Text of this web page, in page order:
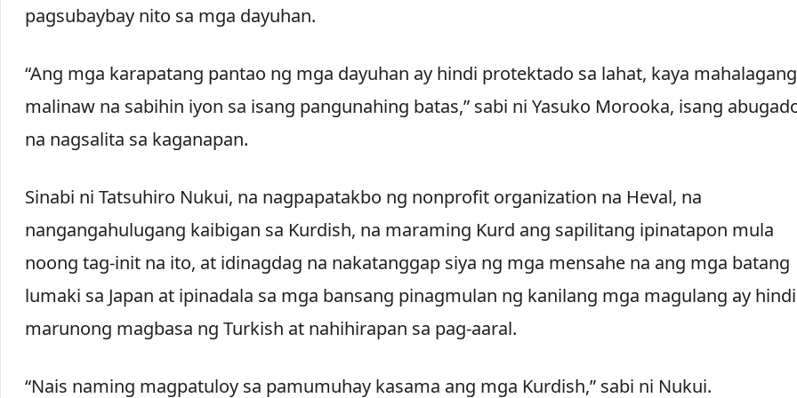
pagsubaybay nito sa mga dayuhan.
“Ang mga karapatang pantao ng mga dayuhan ay hindi protektado sa lahat, kaya mahalagang
malinaw na sabihin iyon sa isang pangunahing batas,” sabi ni Yasuko Morooka, isang
na nagsalita sa kaganapan.
Sinabi ni Tatsuhiro Nukui, na nagpapatakbo ng nonprofit organization na Heval, na
nangangahulugang kaibigan sa Kurdish, na maraming Kurd ang sapilitang ipinatapon mula
noong tag-init na ito, at idinagdag na nakatanggap siya ng mga mensahe na ang mga batang
lumaki sa Japan at ipinadala sa mga bansang pinagmulan ng kanilang mga magulang ay hindi
marunong magbasa ng Turkish at nahihirapan sa pag-aaral.
“Nais naming magpatuloy sa pamumuhay kasama ang mga Kurdish,” sabi ni Nukui.